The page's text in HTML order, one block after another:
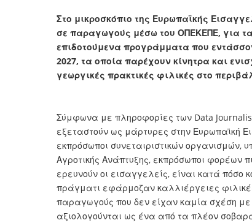
Στο μικροσκόπιο της Ευρωπαϊκής
σε παραγωγούς μέσω του ΟΠΕΚΕΠΕ, για
επιδοτούμενα προγράμματα που
2027, τα οποία παρέχουν κίνητρα και
γεωργικές πρακτικές φιλικές στο
Σύμφωνα με πληροφορίες των Data
εξεταστούν ως μάρτυρες στην Ευρωπαϊκή
εκπρόσωποι συνεταιριστικών οργανισμών,
Αγροτικής Ανάπτυξης, εκπρόσωποι φορέων
ερευνούν οι εισαγγελείς, είναι κατά
πράγματι εφάρμοζαν καλλιέργειες
παραγωγούς που δεν είχαν καμία σχέση
αξιολογούνται ως ένα από τα πλέον